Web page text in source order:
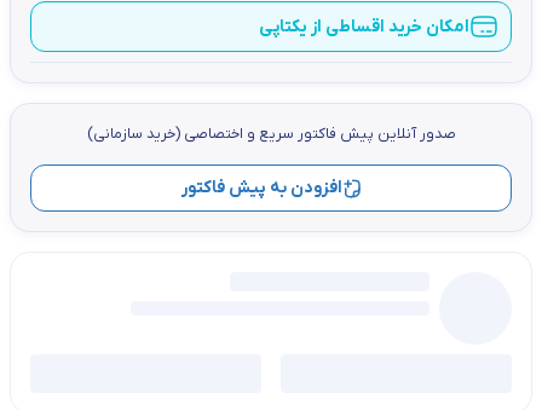
امکان خرید اقساطی از یکتاپی
صدور آنلاین پيش فاكتور سریع و اختصاصي (خرید سازمانی)
افزودن به پیش فاکتور